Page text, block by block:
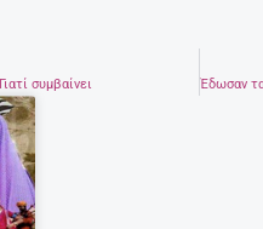
συμβαίνει